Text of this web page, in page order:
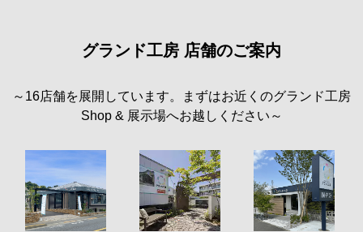
グランド工房 店舗のご案内
～16店舗を展開しています。まずはお近くのグランド工房
Shop & 展示場へお越しください～